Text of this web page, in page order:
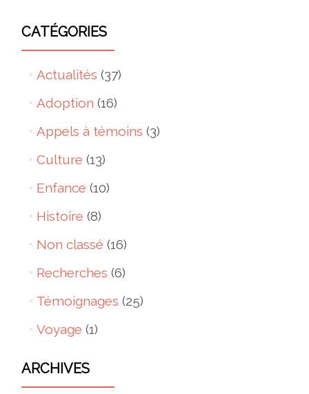
CATÉGORIES
Actualités (37)
Adoption (16)
Appels à témoins (3)
Culture (13)
Enfance (10)
Histoire (8)
Non classé (16)
Recherches (6)
Témoignages (25)
Voyage (1)
ARCHIVES